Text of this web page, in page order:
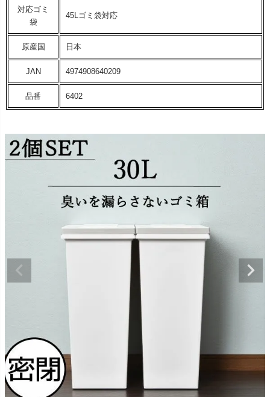
対応ゴミ
袋
45Lゴミ袋対応
原産国 日本
JAN 4974908640209
品番 6402